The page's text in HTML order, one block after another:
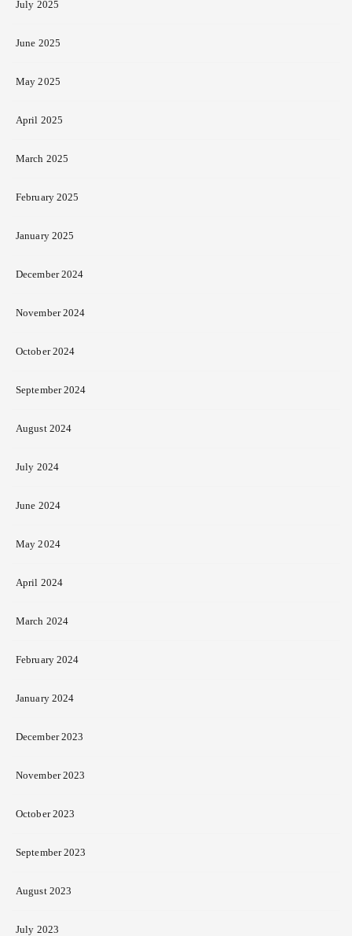
July 2025
June 2025
May 2025
April 2025
March 2025
February 2025
January 2025
December 2024
November 2024
October 2024
September 2024
August 2024
July 2024
June 2024
May 2024
April 2024
March 2024
February 2024
January 2024
December 2023
November 2023
October 2023
September 2023
August 2023
July 2023